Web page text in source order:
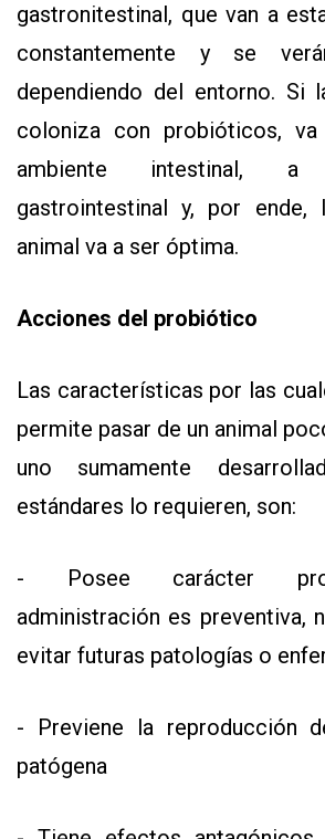
gastronitestinal, que van a
constantemente y se
dependiendo del entorno. Si
coloniza con probióticos,
ambiente intestinal,
gastrointestinal y, por ende,
animal va a ser óptima.
Acciones del probiótico
Las características por las
permite pasar de un animal
uno sumamente
estándares lo requieren, son:
- Posee carácter
administración es preventiva,
evitar futuras patologías o
- Previene la reproducción
patógena